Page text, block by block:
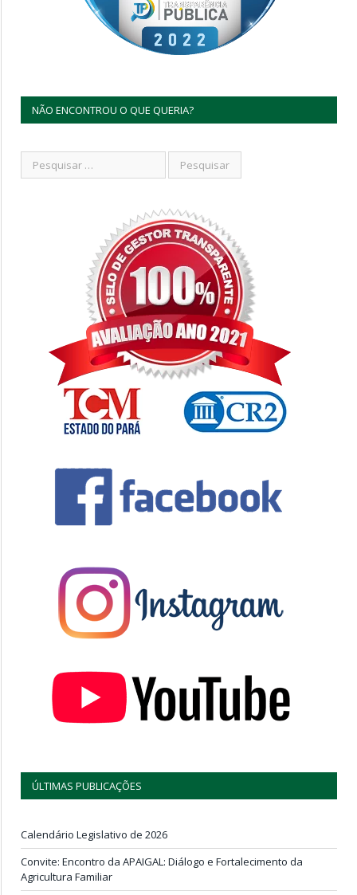
NÃO ENCONTROU O QUE QUERIA?
ÚLTIMAS PUBLICAÇÕES
Calendário Legislativo de 2026
Convite: Encontro da APAIGAL: Diálogo e Fortalecimento da
Agricultura Familiar